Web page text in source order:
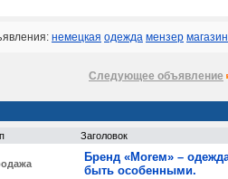
немецкая одежда мензер магазин
Следующее объявление
Заголовок
Бренд «Моrем» –
быть особенными.